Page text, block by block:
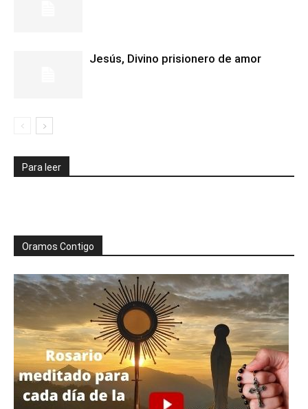
Jesús, Divino prisionero de amor
Para leer
Oramos Contigo